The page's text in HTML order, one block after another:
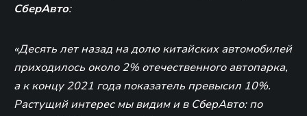
СберАвто:
«Десять лет назад на долю китайских автомобилей
приходилось около 2% отечественного автопарка,
а к концу 2021 года показатель превысил 10%.
Растущий интерес мы видим и в СберАвто: по